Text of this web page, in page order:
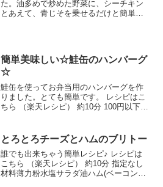
た。油多めで炒めた野菜に、シーチキン
とあえて、青じそを乗せるだけと簡単に
そ白ごま醤油...
簡単美味しい☆鮭缶のハンバーグ
☆
鮭缶を使ってお弁当用のハンバーグを作
りました。とても簡単です。 レシピはこ
ちら （楽天レシピ） 約10分 100円以下
コリーみんなのレビュー
とろとろチーズとハムのブリトー
誰でも出来ちゃう簡単レシピ♪ レシピは
こちら （楽天レシピ） 約10分 指定なし
材料薄力粉水塩サラダ油ハム(ベーコンで